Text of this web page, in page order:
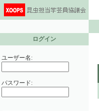
ログイン
ユーザー名:
パスワード: